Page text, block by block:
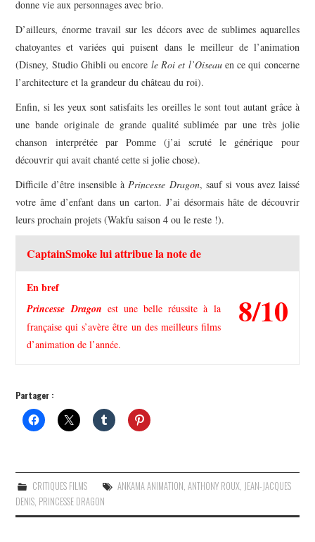
donne vie aux personnages avec brio.
D’ailleurs, énorme travail sur les décors avec de sublimes aquarelles
chatoyantes et variées qui puisent dans le meilleur de l’animation
(Disney, Studio Ghibli ou encore le Roi et l’Oiseauen ce qui concerne
l’architecture et la grandeur du château du roi).
Enfin, si les yeux sont satisfaits les oreilles le sont tout autant grâce à
une bande originale de grande qualité sublimée par une très jolie
chanson interprétée par Pomme (j’ai scruté le générique pour
découvrir qui avait chanté cette si jolie chose).
Difficile d’être insensible à Princesse Dragon, sauf si vous avez laissé
votre âme d’enfant dans un carton. J’ai désormais hâte de découvrir
leurs prochain projets (Wakfu saison 4 ou le reste !).
CaptainSmoke lui attribue la note de
8/10
En bref
Princesse Dragon est une belle réussite à la
française qui s’avère être un des meilleurs films
d’animation de l’année.
Partager :
CRITIQUES FILMS ANKAMA ANIMATION ANTHONY ROUX, JEAN-JACQUES
DENIS PRINCESSE DRAGON